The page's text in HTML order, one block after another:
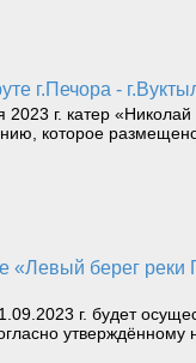
г.Печора -
г. катер
которое
г. будет